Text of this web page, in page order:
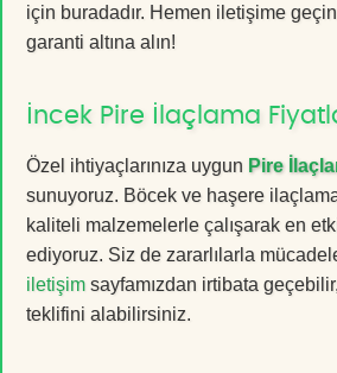
için buradadır. Hemen iletişime
garanti altına alın!
İncek Pire İlaçlama
Özel ihtiyaçlarınıza uygun Pire
sunuyoruz. Böcek ve haşere
kaliteli malzemelerle çalışarak en
ediyoruz. Siz de zararlılarla
iletişim sayfamızdan irtibata
teklifini alabilirsiniz.